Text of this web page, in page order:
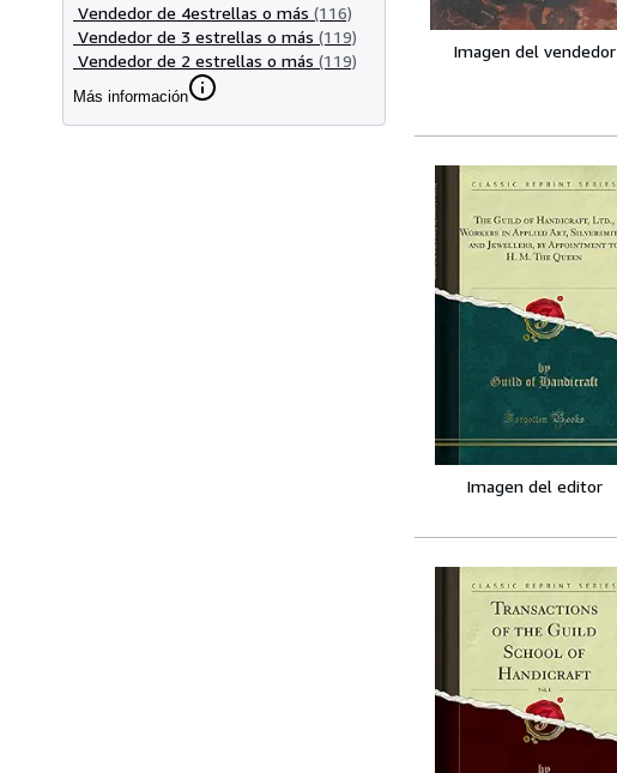
Vendedor de 4estrellas o más (116)
Vendedor de 3 estrellas o más (119)
Vendedor de 2 estrellas o más (119)
Más información
Imagen del vendedor
Imagen del editor